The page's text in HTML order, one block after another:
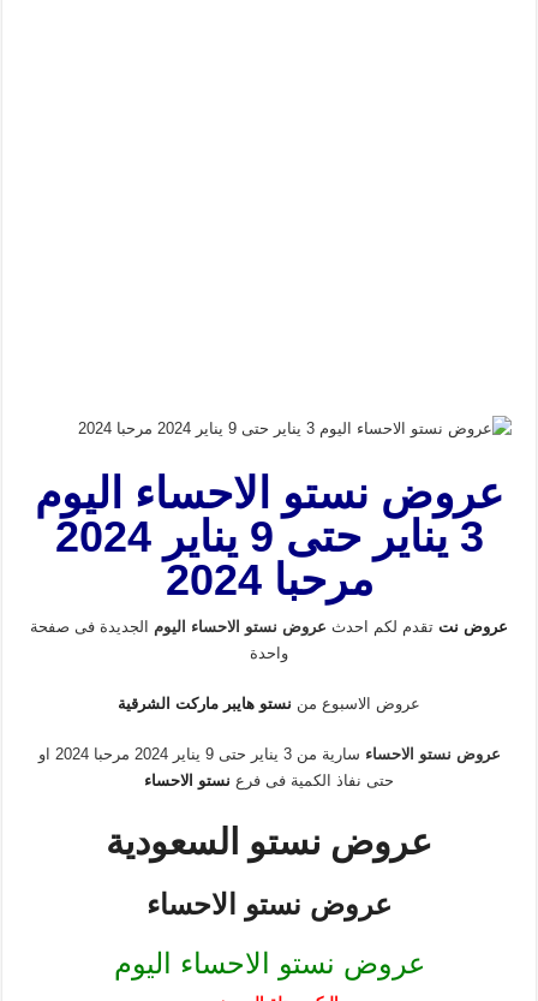
عروض نستو الاحساء اليوم
3 يناير حتى 9 يناير 2024
مرحبا 2024
عروض نتتقدم لكم احدث عروض نستو الاحساء اليوم الجديدة فى صفحة
واحدة
عروض الاسبوع من نستو هايبر ماركت الشرقية
عروض نستو الاحساء
سارية من 3 يناير حتى 9 يناير 2024 مرحبا 2024 او
حتى نفاذ الكمية فى فرع نستو الاحساء
عروض نستو السعودية
عروض نستو الاحساء
عروض نستو الاحساء اليوم